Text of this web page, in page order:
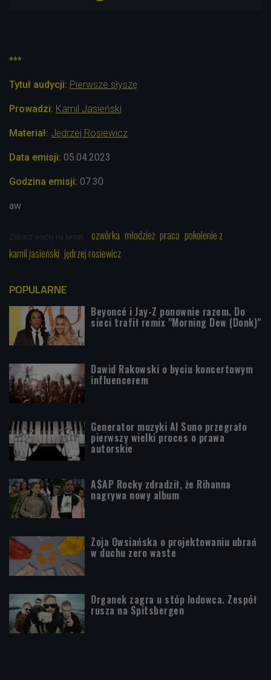
***
Tytuł audycji: Pierwsze słyszę
Prowadzi: Kamil Jasieński
Materiał: Jędrzej Rosiewicz
Data emisji: 05.04.2023
Godzina emisji: 07.30
aw
Zobacz więcej na temat: czwórka młodzież praca pokolenie z
kamil jasieński jędrzej rosiewicz
POPULARNE
Beyoncé i Jay-Z ponownie razem. Do
sieci trafił remix "Morning Dew (Donk)"
Dawid Rakowski o byciu koncertowym
influencerem
Generator muzyki AI Suno przegrało
pierwszy wielki proces o prawa
autorskie
A$AP Rocky zdradził, że Rihanna
nagrywa nowy album
Zoja Owsiańska o projektowaniu ubrań
w duchu zero waste
Organek zagra u stóp lodowca. Zespół
rusza na Spitsbergen